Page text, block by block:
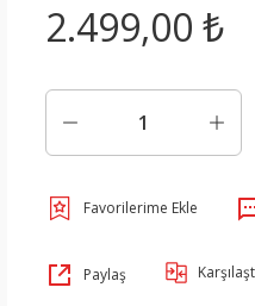
2.499,00 ₺
Paylaş